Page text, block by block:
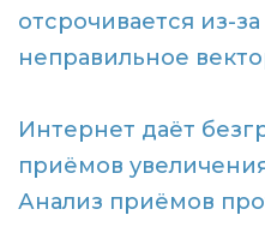
отсрочивается из-
неправильное
Интернет даёт
приёмов
Анализ приёмов